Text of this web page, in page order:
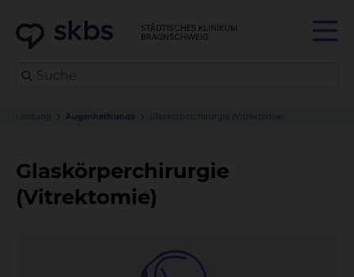
Leistung Augenheilkunde Glaskörperchirurgie (Vitrektomie)
Glaskörperchirurgie
(Vitrektomie)